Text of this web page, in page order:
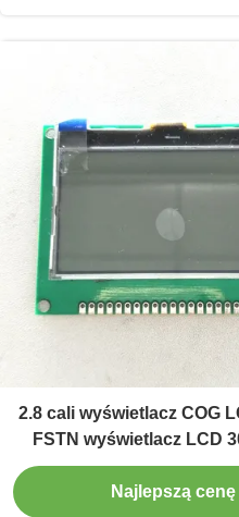
2.8 cali wyświetlacz COG
FSTN wyświetlacz LCD
sterownik IC
Najlepszą cenę